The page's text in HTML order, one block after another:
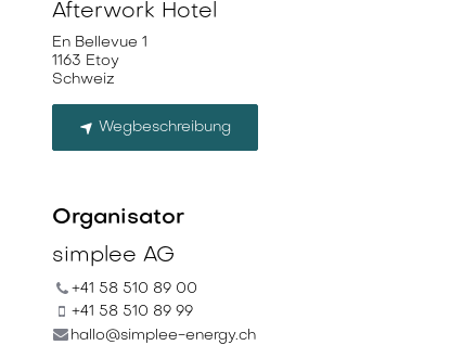
Afterwork Hotel
En Bellevue 1
1163 Etoy
Schweiz
Wegbeschreibung
Organisator
simplee AG
+41 58 510 89 00
+41 58 510 89 99
hallo@simplee-energy.ch